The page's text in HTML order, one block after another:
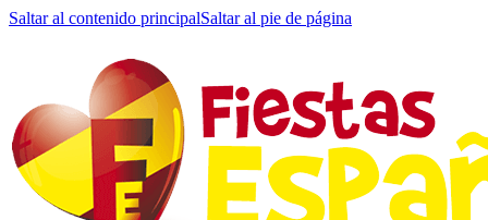
Saltar al contenido principalSaltar al pie de página